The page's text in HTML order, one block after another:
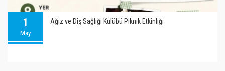
1
May
Ağız ve Diş Sağlığı Kulübü Piknik Etkinliği